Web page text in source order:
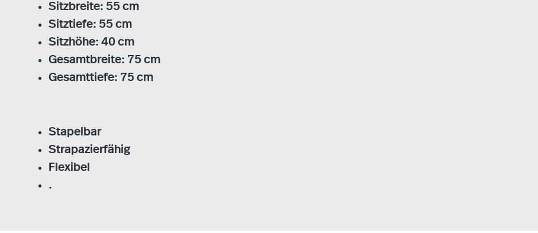
Sitzbreite: 55 cm
Sitztiefe: 55 cm
Sitzhöhe: 40 cm
Gesamtbreite: 75 cm
Gesamttiefe: 75 cm
Stapelbar
Strapazierfähig
Flexibel
.